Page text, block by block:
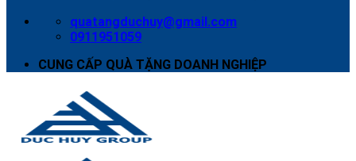
quatangduchuy@gmail.com
0911951059
CUNG CẤP QUÀ TẶNG DOANH NGHIỆP